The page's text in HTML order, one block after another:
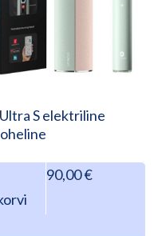
S elektriline
90,00€